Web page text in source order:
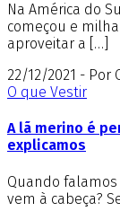
Na América do
começou e
aproveitar a […]
22/12/2021 - Por
O que Vestir
A lã merino é
explicamos
Quando
vem à cabeça?